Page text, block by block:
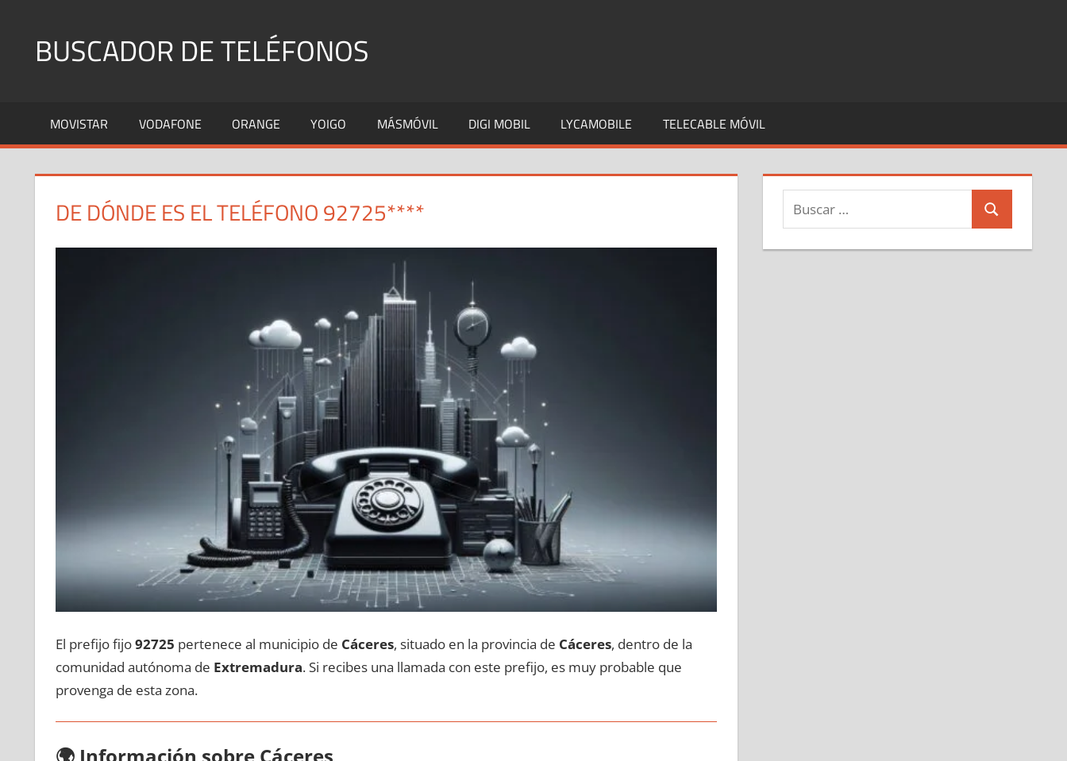
contenidoBUSCADOR DE TELÉFONOS
Fijos
y
MOVISTAR VODAFONE ORANGE YOIGO MÁSMÓVIL DIGI MOBIL LYCAMOBILE TELECABLE MÓVIL
DE DÓNDE ES EL TELÉFONO 92725****
El prefijo fijo92725 pertenece al municipio dе Cáceres, situado en la provincia dе Cáceres, dentro dе la
comunidad autónoma dе Extremadura. Si recibes una llamada сοn еstе prefijo, es muy probable quе
provenga dе esta zona.
🌍 Información sobre Cáceres
Buscar:
Buscar